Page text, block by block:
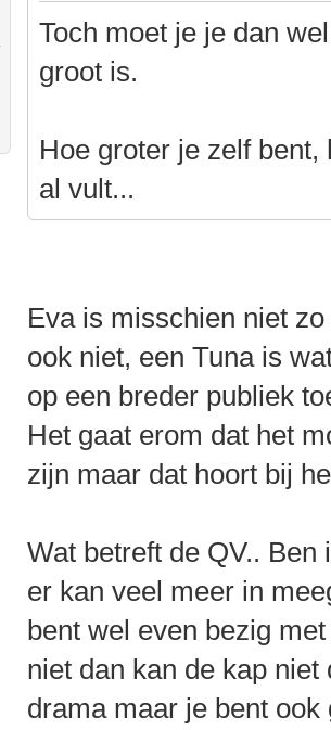
Toch moet je je dan
groot is.
Hoe groter je zelf
al vult...
Eva is misschien niet
ook niet, een Tuna is
op een breder publiek
Het gaat erom dat het
zijn maar dat hoort bij
Wat betreft de QV..
er kan veel meer in
bent wel even bezig
niet dan kan de kap
drama maar je bent